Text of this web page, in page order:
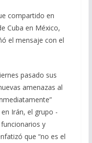
r
compartido en
Cuba en México,
el mensaje con el
pasado sus
amenazas al
Irán, el grupo -
y
que “no es el